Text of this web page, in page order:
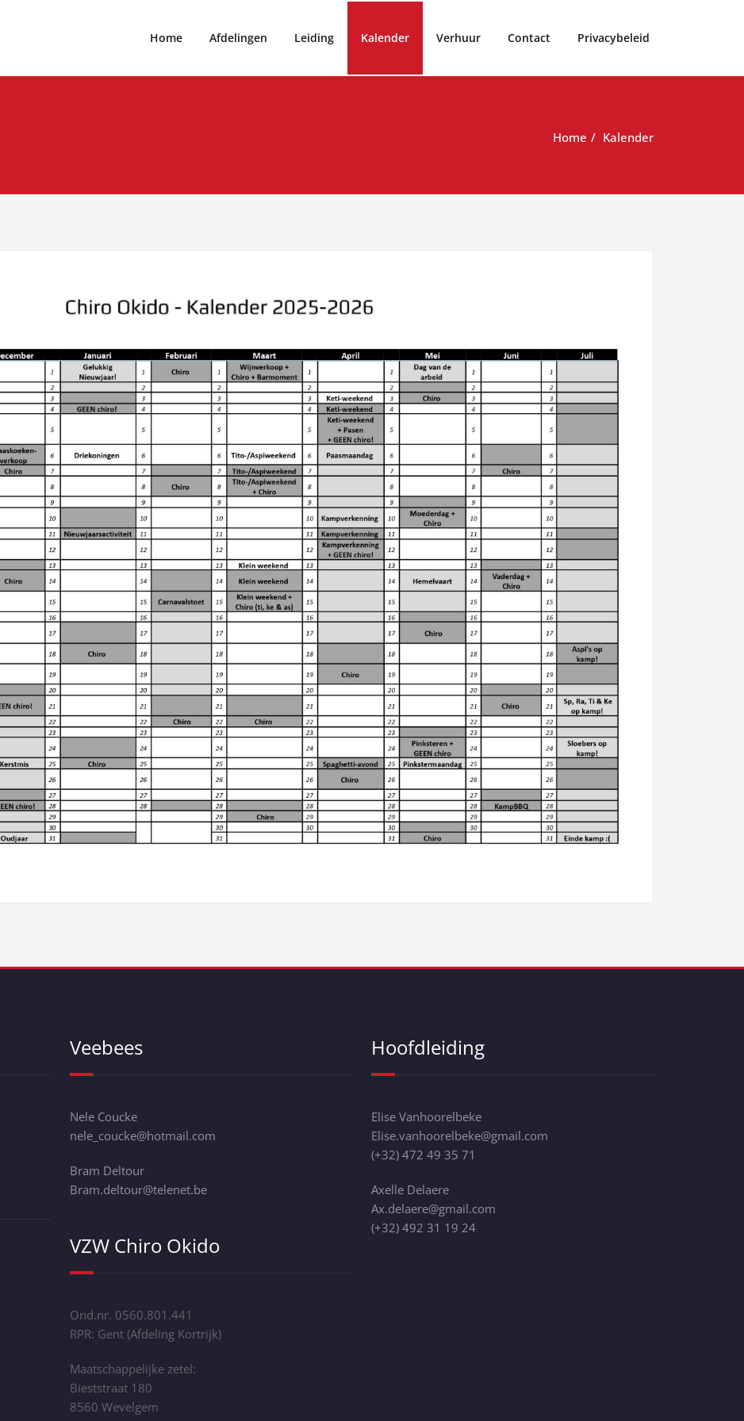
Home Afdelingen Leiding Kalender Verhuur Contact Privacybeleid
Home Kalender
Veebees
Nele Coucke
nele_coucke@hotmail.com
Bram Deltour
Bram.deltour@telenet.be
VZW Chiro Okido
Ond.nr. 0560.801.441
RPR: Gent (Afdeling Kortrijk)
Maatschappelijke zetel:
Bieststraat 180
8560 Wevelgem
Hoofdleiding
Elise Vanhoorelbeke
Elise.vanhoorelbeke@gmail.com
(+32) 472 49 35 71
Axelle Delaere
Ax.delaere@gmail.com
(+32) 492 31 19 24